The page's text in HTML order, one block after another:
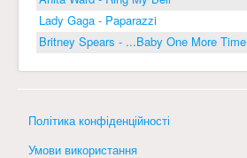
Lady Gaga - Paparazzi
Britney Spears - ...Baby One More Time
Політика конфіденційності
Умови використання